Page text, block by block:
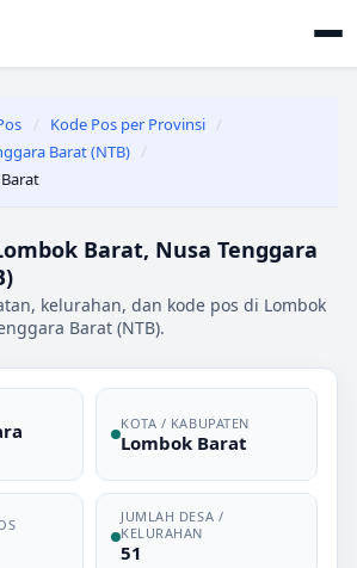
/ Kode Pos per Provinsi /
Barat (NTB) /
Barat, Nusa Tenggara
kelurahan, dan kode pos di Lombok
Barat (NTB).
KOTA / KABUPATEN
Lombok Barat
JUMLAH DESA /
KELURAHAN
51